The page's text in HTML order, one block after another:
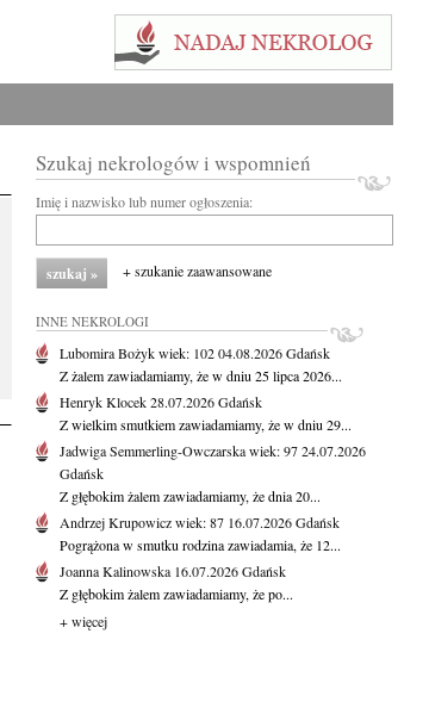
Szukaj nekrologów i wspomnień
Imię i nazwisko lub numer ogłoszenia:
+ szukanie zaawansowane
INNE NEKROLOGI
Lubomira Bożykwiek: 10204.08.2026Gdańsk
Z żalem zawiadamiamy, że w dniu 25 lipca 2026...
Henryk Klocek28.07.2026Gdańsk
Z wielkim smutkiem zawiadamiamy, że w dniu 29...
Jadwiga Semmerling-Owczarskawiek: 9724.07.2026
Gdańsk
Z głębokim żalem zawiadamiamy, że dnia 20...
Andrzej Krupowiczwiek: 87 16.07.2026Gdańsk
Pogrążona w smutku rodzina zawiadamia, że 12...
Joanna Kalinowska 16.07.2026Gdańsk
Z głębokim żalem zawiadamiamy, że po...
+ więcej